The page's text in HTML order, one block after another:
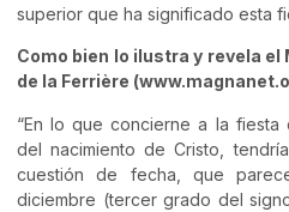
superior que ha significado esta
Como bien lo ilustra y revela el
de la Ferrière
“En lo que concierne a la fiesta
del nacimiento de Cristo,
cuestión de fecha, que
diciembre (tercer grado del